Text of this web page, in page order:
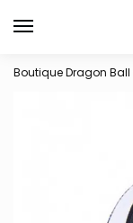
Boutique Dragon Ball